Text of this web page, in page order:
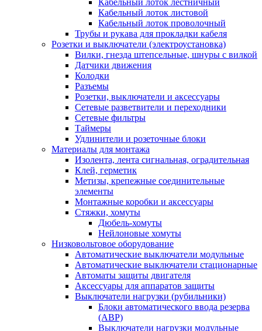
Кабельный лоток лестничный
Кабельный лоток листовой
Кабельный лоток проволочный
Трубы и рукава для прокладки кабеля
Розетки и выключатели (электроустановка)
Вилки, гнезда штепсельные, шнуры с вилкой
Датчики движения
Колодки
Разъемы
Розетки, выключатели и аксессуары
Сетевые разветвители и переходники
Сетевые фильтры
Таймеры
Удлинители и розеточные блоки
Материалы для монтажа
Изолента, лента сигнальная, оградительная
Клей, герметик
Метизы, крепежные соединительные
элементы
Монтажные коробки и аксессуары
Стяжки, хомуты
Дюбель-хомуты
Нейлоновые хомуты
Низковольтовое оборудование
Автоматические выключатели модульные
Автоматические выключатели стационарные
Автоматы защиты двигателя
Аксессуары для аппаратов защиты
Выключатели нагрузки (рубильники)
Блоки автоматического ввода резерва
(АВР)
Выключатели нагрузки модульные